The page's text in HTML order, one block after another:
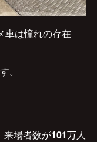
車は憧れの存在
。
来場者数が101万人